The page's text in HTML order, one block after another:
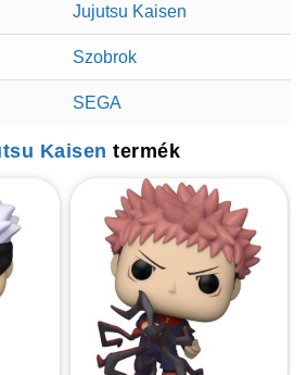
Jujutsu Kaisen
Szobrok
SEGA
Kaisen termék